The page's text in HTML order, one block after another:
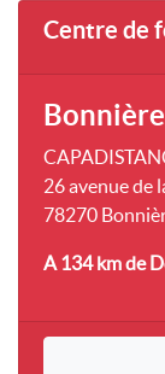
Centre de
26 avenue de
78270
A 134 kmde